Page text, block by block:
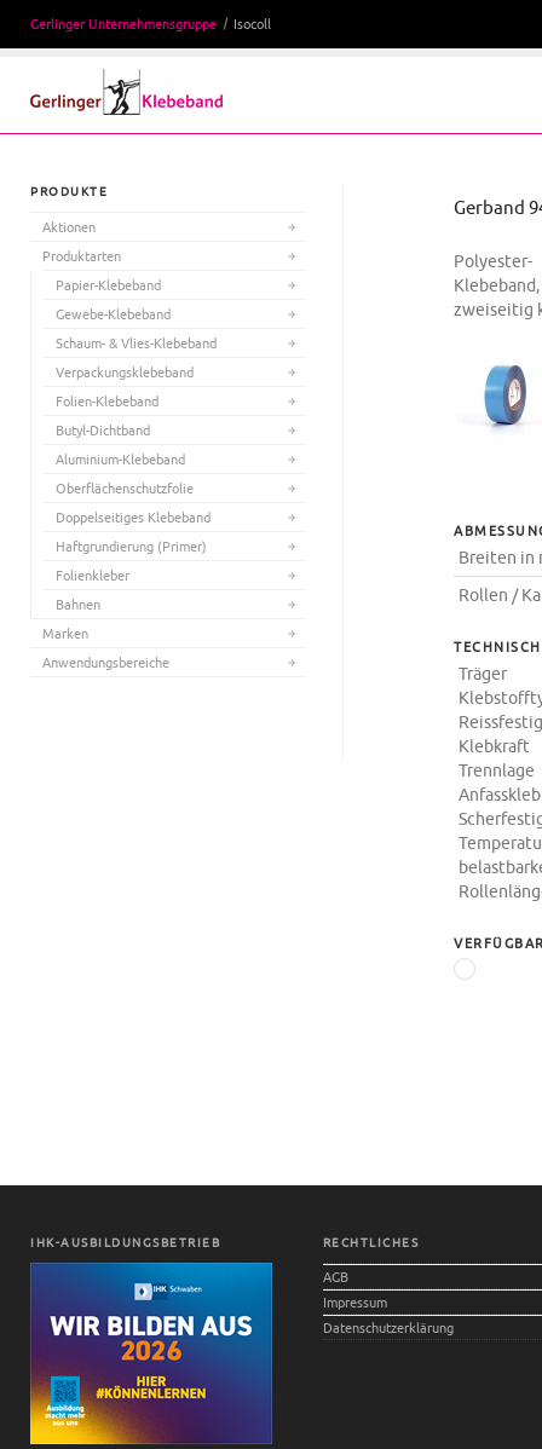
Gerlinger Unternehmensgruppe Isocoll
Gerband
Polyester-
Klebeband,
zweiseitig
Breiten in
Rollen /
Träger
Klebkraft
Trennlage
PRODUKTE
Aktionen
Produktarten
Papier-Klebeband
Gewebe-Klebeband
Schaum- & Vlies-Klebeband
Verpackungsklebeband
Folien-Klebeband
Butyl-Dichtband
Aluminium-Klebeband
Oberflächenschutzfolie
Doppelseitiges Klebeband
Haftgrundierung (Primer)
Folienkleber
Bahnen
Marken
Anwendungsbereiche
IHK-AUSBILDUNGSBETRIEB RECHTLICHES
AGB
Impressum
Datenschutzerklärung